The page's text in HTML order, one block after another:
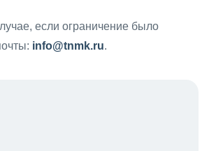
если ограничение было
info@tnmk.ru.